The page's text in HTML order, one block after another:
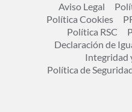
Aviso Legal
Política Cookies
Política RSC
Declaración de
Integridad
Política de